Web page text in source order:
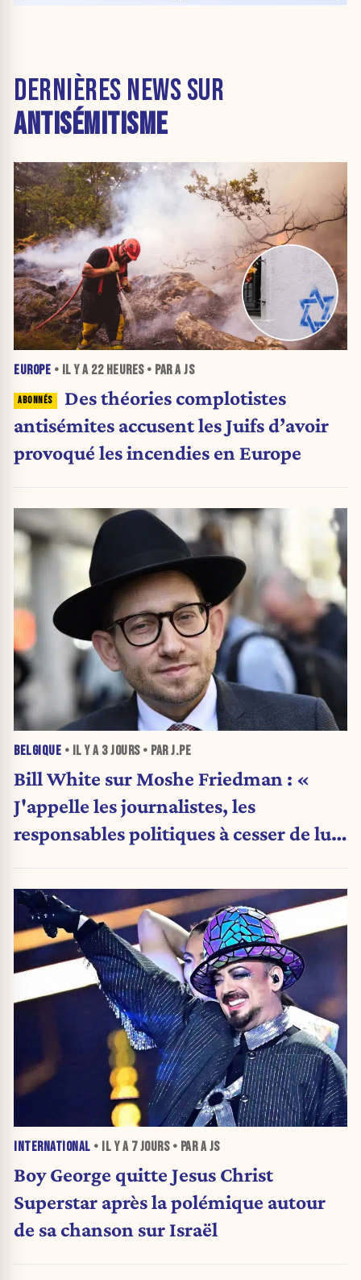
DERNIÈRES NEWS SUR
ANTISÉMITISME
EUROPE • IL Y A 22 HEURES• PAR A JS
Des théories complotistes
antisémites accusent les Juifs d’avoir
provoqué les incendies en Europe
BELGIQUE • IL Y A 3 JOURS• PAR J.PE
Bill White sur Moshe Friedman : «
J'appelle les journalistes, les
responsables politiques à cesser de lui
INTERNATIONAL • IL Y A 7 JOURS• PAR A JS
Boy George quitte Jesus Christ
Superstar après la polémique autour
de sa chanson sur Israël